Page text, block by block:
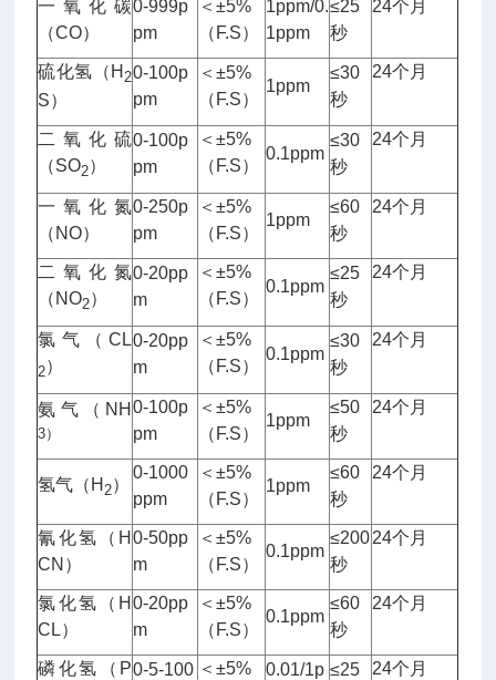
一氧化碳
（CO）
0-999p
pm
＜±5%
（F.S）
1ppm/0.
1ppm
≤25
秒
24个月
硫化氢（H 2
S）
0-100p
pm
＜±5%
（F.S）
1ppm
≤30
秒
24个月
二氧化硫
（SO2）
0-100p
pm
＜±5%
（F.S）
0.1ppm
≤30
秒
24个月
一氧化氮
（NO）
0-250p
pm
＜±5%
（F.S）
1ppm
≤60
秒
24个月
二氧化氮
（NO2）
0-20pp
m
＜±5%
（F.S）
0.1ppm
≤25
秒
24个月
氯气（CL
2）
0-20pp
m
＜±5%
（F.S）
0.1ppm
≤30
秒
24个月
氨气（NH
3）
0-100p
pm
＜±5%
（F.S）
1ppm
≤50
秒
24个月
氢气（H 2）
0-1000
ppm
＜±5%
（F.S）
1ppm
≤60
秒
24个月
氰化氢（H
CN）
0-50pp
m
＜±5%
（F.S）
0.1ppm
≤200
秒
24个月
氯化氢（H
CL）
0-20pp
m
＜±5%
（F.S）
0.1ppm
≤60
秒
24个月
磷化氢（P0-5-100 ＜±5%
0.01/1p ≤25
24个月